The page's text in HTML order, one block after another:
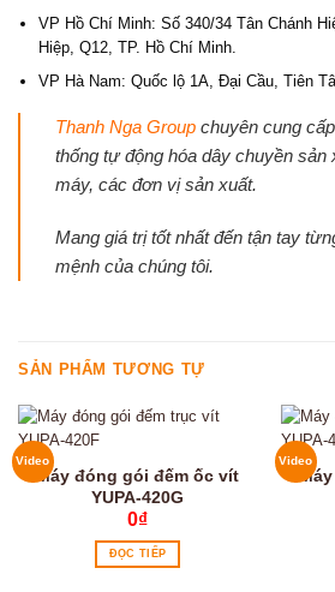
VP Hồ Chí Minh: Số 340/34 Tân Chánh
Hiệp, Q12, TP. Hồ Chí Minh.
VP Hà Nam: Quốc lộ 1A, Đại Cầu, Tiên
Thanh Nga Group chuyên cung
thống tự động hóa dây chuyền sản
máy, các đơn vị sản xuất.
Mang giá trị tốt nhất đến tận tay
mệnh của chúng tôi.
SẢN PHẨM TƯƠNG TỰ
Video
Máy đóng gói đếm ốc vít
YUPA-420G
0₫
ĐỌC TIẾP
Video